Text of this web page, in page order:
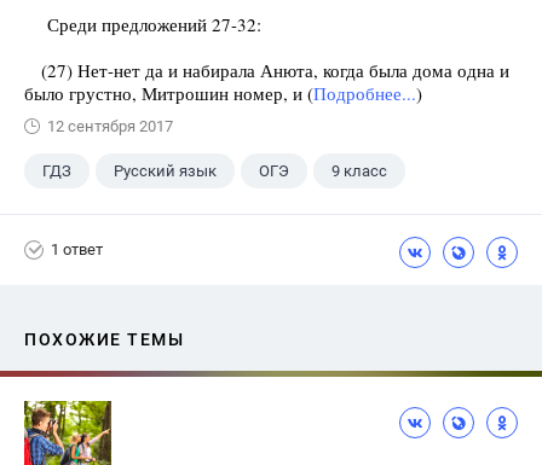
Среди предложений 27-32:
(27) Нет-нет да и набирала Анюта, когда была дома одна и
было грустно, Митрошин номер, и (Подробнее...)
12 сентября 2017
ГДЗ Русский язык ОГЭ 9 класс
1 ответ
ПОХОЖИЕ ТЕМЫ